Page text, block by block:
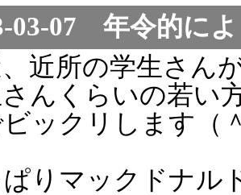
03-07 年令的に
近所の学生さん
んくらいの若い
ックリします（
りマックドナル